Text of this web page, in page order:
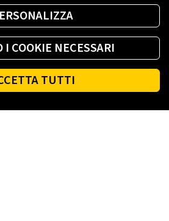
I COOKIE NECESSARI
TUTTI